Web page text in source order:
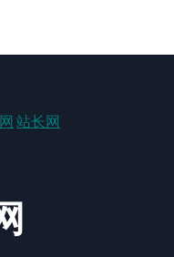
站长网